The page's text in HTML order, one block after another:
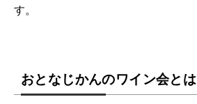
す。
おとなじかんのワイン会とは